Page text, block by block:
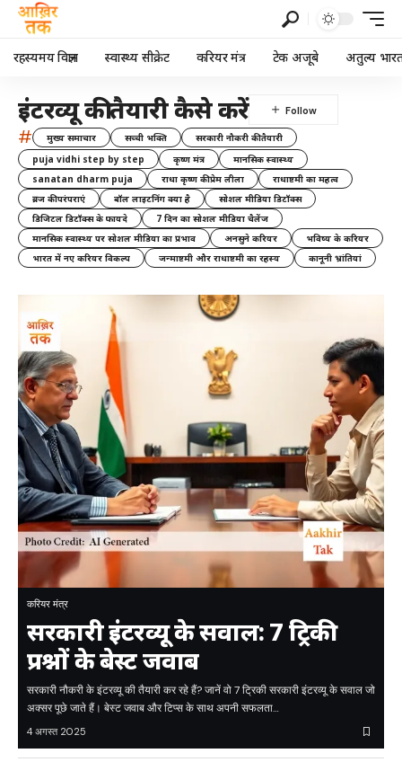
रहस्यमय विज्ञान स्वास्थ्य सीक्रेट करियर मंत्र टेक अजूबे अतुल्य
इंटरव्यू की तैयारी कैसे करें
# मुख्य समाचार सच्ची भक्ति
सरकारी नौकरी की तैयारी
puja vidhi step by step
कृष्ण मंत्र
मानसिक स्वास्थ्य
sanatan dharm puja
राधा कृष्ण की प्रेम लीला
राधाष्टमी का महत्व
ब्रज की परंपराएं
बॉल लाइटनिंग क्या है
सोशल मीडिया डिटॉक्स
डिजिटल डिटॉक्स के फायदे
7 दिन का सोशल मीडिया चैलेंज
मानसिक स्वास्थ्य पर सोशल मीडिया का प्रभाव
अनसुने करियर
भविष्य के करियर
भारत में नए करियर विकल्प
जन्माष्टमी और राधाष्टमी का रहस्य कानूनी भ्रांतियां
करियर मंत्र
सरकारी इंटरव्यू के सवाल: 7 ट्रिकी
प्रश्नों के बेस्ट जवाब
सरकारी नौकरी के इंटरव्यू की तैयारी कर रहे हैं? जानें वो 7 ट्रिकी सरकारी इंटरव्यू के सवाल जो
अक्सर पूछे जाते हैं। बेस्ट जवाब और टिप्स के साथ अपनी सफलता…
4 अगस्त 2025